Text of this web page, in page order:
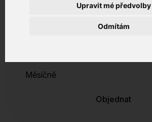
Odmítám
Upravit mé předvolby
Měsíčně
Objednat